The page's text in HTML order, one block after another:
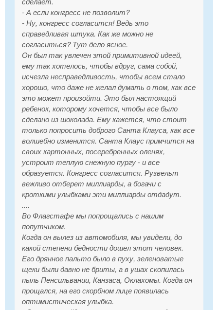
- А если конгресс не позволит?
- Ну, конгресс согласится! Ведь это
справедливая штука. Как же можно не
согласиться? Тут дело ясное.
Он был так увлечен этой примитивной идеей,
ему так хотелось, чтобы вдруг, сама собой,
исчезла несправедливость, чтобы всем стало
хорошо, что даже не желал думать о том, как все
это может произойти. Это был настоящий
ребенок, которому хочется, чтобы все было
сделано из шоколада. Ему кажется, что стоит
только попросить доброго Санта Клауса, как все
волшебно изменится. Санта Клаус примчится на
своих картонных, посеребренных оленях,
устроит теплую снежную пургу - и все
образуется. Конгресс согласится. Рузвельт
вежливо отберет миллиарды, а богачи с
кроткими улыбками эти миллиарды отдадут.
....
Во Флагстафе мы попрощались с нашим
попутчиком.
Когда он вылез из автомобиля, мы увидели, до
какой степени бедности дошел этот человек.
Его дрянное пальто было в пуху, зеленоватые
щеки были давно не бриты, а в ушах скопилась
пыль Пенсильвании, Канзаса, Оклахомы. Когда он
прощался, на его скорбном лице появилась
оптимистическая улыбка.